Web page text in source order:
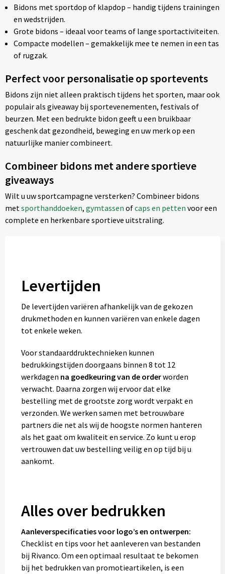
Bidons met sportdop of klapdop – handig tijdens trainingen
en wedstrijden.
Grote bidons – ideaal voor teams of lange sportactiviteiten.
Compacte modellen – gemakkelijk mee te nemen in een tas
of rugzak.
Perfect voor personalisatie op sportevents
Bidons zijn niet alleen praktisch tijdens het sporten, maar ook
populair als giveaway bij sportevenementen, festivals of
beurzen. Met een bedrukte bidon geeft u een bruikbaar
geschenk dat gezondheid, beweging en uw merk op een
natuurlijke manier combineert.
Combineer bidons met andere sportieve
giveaways
Wilt u uw sportcampagne versterken? Combineer bidons
metsporthanddoeken, gymtassen ofcaps en petten voor een
complete en herkenbare sportieve uitstraling.
Levertijden
De levertijden variëren afhankelijk van de gekozen
drukmethoden en kunnen variëren van enkele dagen
tot enkele weken.
Voor standaarddruktechnieken kunnen
bedrukkingstijden doorgaans binnen 8 tot 12
werkdagen na goedkeuring van de orderworden
verwacht. Daarna zorgen wij ervoor dat elke
bestelling met de grootste zorg wordt verpakt en
verzonden. We werken samen met betrouwbare
partners die net als wij de hoogste normen hanteren
als het gaat om kwaliteit en service. Zo kunt u erop
vertrouwen dat uw bestelling veilig en op tijd bij u
aankomt.
Alles over bedrukken
Aanleverspecificaties voor logo’s en ontwerpen:
Checklist en tips voor het aanleveren van bestanden
bij Rivanco. Om een optimaal resultaat te bekomen
bij het bedrukken van promotieartikelen, is een